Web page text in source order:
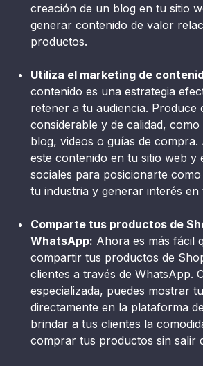
creación de un blog en tu sitio
generar contenido de valor
productos.
Utiliza el marketing de
contenido es una estrategia
retener a tu audiencia. Produce
considerable y de calidad,
blog, videos o guías de compra.
este contenido en tu sitio web y
sociales para posicionarte
tu industria y generar interés
Comparte tus productos de
WhatsApp: Ahora es más fácil
compartir tus productos de
clientes a través de WhatsApp.
especializada, puedes mostrar
directamente en la plataforma
brindar a tus clientes la
comprar tus productos sin salir